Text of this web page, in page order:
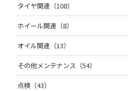
タイヤ関連（108）
ホイール関連（8）
オイル関連（13）
その他メンテナンス（54）
点検（43）